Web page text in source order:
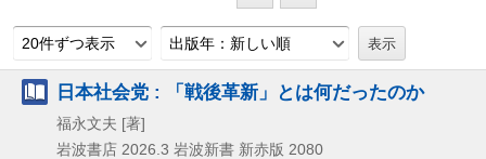
20件ずつ表示 出版年：新しい順
日本社会党 : 「戦後革新」とは何だったのか
福永文夫 [著]
岩波書店 2026.3 岩波新書 新赤版 2080